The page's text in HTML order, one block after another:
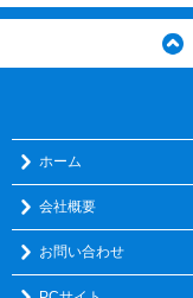
ホーム
会社概要
お問い合わせ